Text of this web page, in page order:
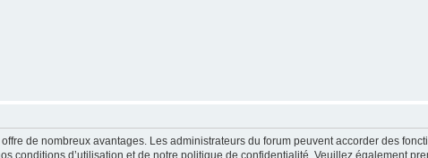
de nombreux avantages. Les administrateurs du forum peuvent accorder des
conditions d’utilisation et de notre politique de confidentialité. Veuillez également